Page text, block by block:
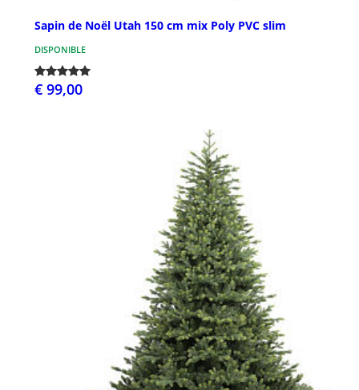
Sapin de Noël Utah 150 cm mix Poly PVC slim
DISPONIBLE
€ 99,00